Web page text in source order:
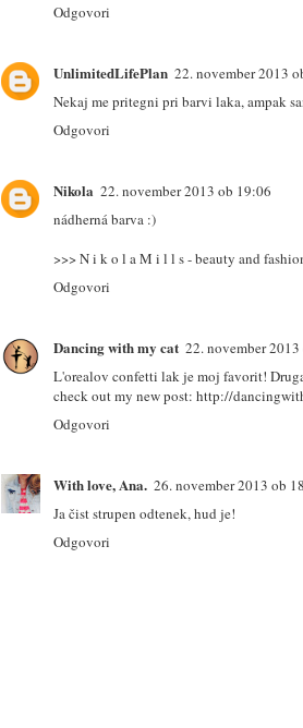
Odgovori
UnlimitedLifePlan 22. november 2013
Nekaj me pritegni pri barvi laka, ampak
Odgovori
Nikola 22. november 2013 ob 19:06
nádherná barva :)
>>> N i k o l a M i l l s - beauty and
Odgovori
Dancing with my cat 22. november
L'orealov confetti lak je moj favorit!
check out my new post: http://
Odgovori
With love, Ana. 26. november 2013 ob
Ja čist strupen odtenek, hud je!
Odgovori